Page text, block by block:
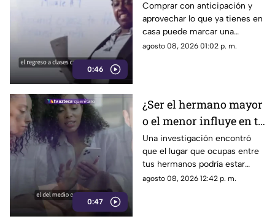
0:46
consejos pueden
ayudarte a gastar
menos
Comprar con anticipación y
aprovechar lo que ya tienes en
casa puede marcar una
diferencia importante en el
agosto 08, 2026 01:02 p. m.
0:47
¿Ser el hermano mayor
o el menor influye en tu
salud? Esto dicen los
estudios
Una investigación encontró
que el lugar que ocupas entre
tus hermanos podría estar
relacionado con determinadas
agosto 08, 2026 12:42 p. m.